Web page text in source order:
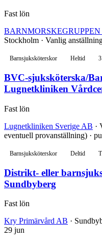
Fast lön
Stockholm · Vanlig
Barnsjuksköterskor Heltid
BVC-sjuksköterska/
Lugnetkliniken
Fast lön
Lugnetkliniken Sverige AB ·
eventuell provanställning) ·
Barnsjuksköterskor Deltid
Distrikt- eller
Sundbyberg
Fast lön
Kry Primärvård AB ·
29 jun